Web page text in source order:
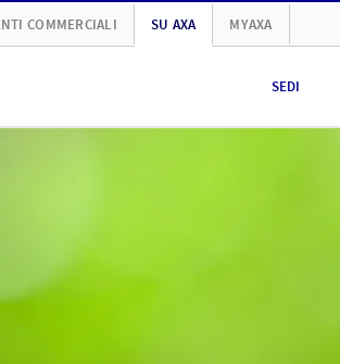
COMMERCIALI SU AXA MYAXA
SEDI